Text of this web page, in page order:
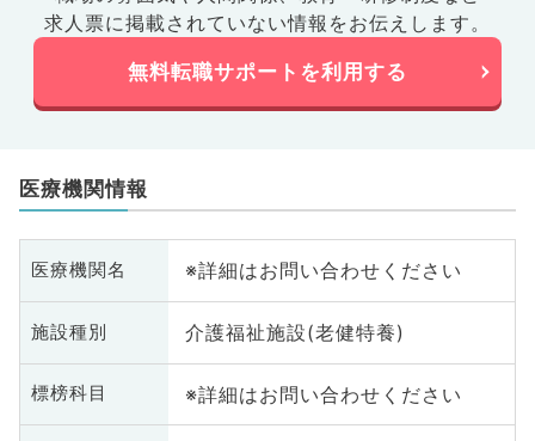
求人票に掲載されていない情報をお伝えします。
無料転職サポートを利用する
医療機関情報
医療機関名 ※詳細はお問い合わせください
施設種別 介護福祉施設(老健特養)
標榜科目 ※詳細はお問い合わせください